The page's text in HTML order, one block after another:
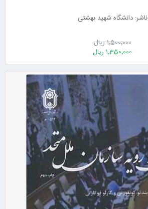
ناشر: دانشگاه شهید بهشتی
1٬500٬000 ریال
1٬350٬000 ریال